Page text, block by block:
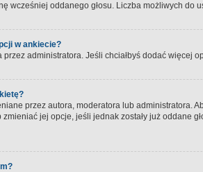
wcześniej oddanego głosu. Liczba możliwych do
w ankiecie?
administratora. Jeśli chciałbyś dodać więcej
przez autora, moderatora lub administratora.
jej opcje, jeśli jednak zostały już oddane